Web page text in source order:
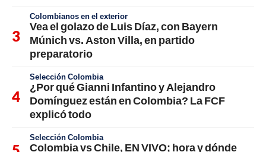
Colombianos en el exterior
Vea el golazo de Luis Díaz, con Bayern
Múnich vs. Aston Villa, en partido
preparatorio
Selección Colombia
¿Por qué Gianni Infantino y Alejandro
Domínguez están en Colombia? La FCF
explicó todo
Selección Colombia
Colombia vs Chile, EN VIVO; hora y dónde